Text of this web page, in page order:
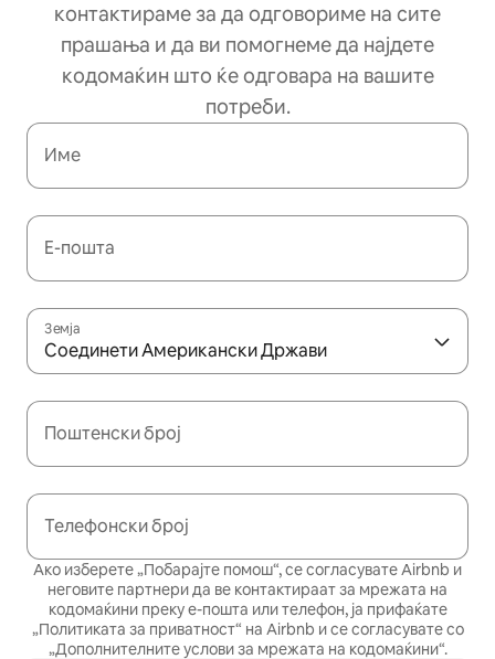
контактираме за да одговориме на сите
прашања и да ви помогнеме да најдете
кодомаќин што ќе одговара на вашите
потреби.
Име
Е-пошта
Земја
Соединети Американски Држави
Поштенски број
Телефонски број
Ако изберете „Побарајте помош“, се согласувате Airbnb и
неговите партнери да ве контактираат за мрежата на
кодомаќини преку е-пошта или телефон, ја прифаќате
„Политиката за приватност“ на Airbnb и се согласувате со
„Дополнителните услови за мрежата на кодомаќини“.